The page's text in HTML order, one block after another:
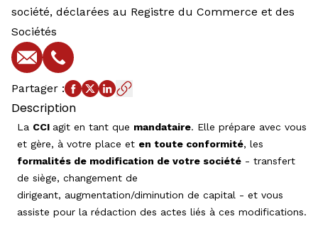
société, déclarées au Registre du Commerce et des
Sociétés
E-mailTéléphone
Partager :
Description
La CCI agit en tant que mandataire. Elle prépare avec vous
et gère, à votre place et en toute conformité, les
formalités de modification de votre société - transfert
de siège, changement de
dirigeant, augmentation/diminution de capital - et vous
assiste pour la rédaction des actes liés à ces modifications.